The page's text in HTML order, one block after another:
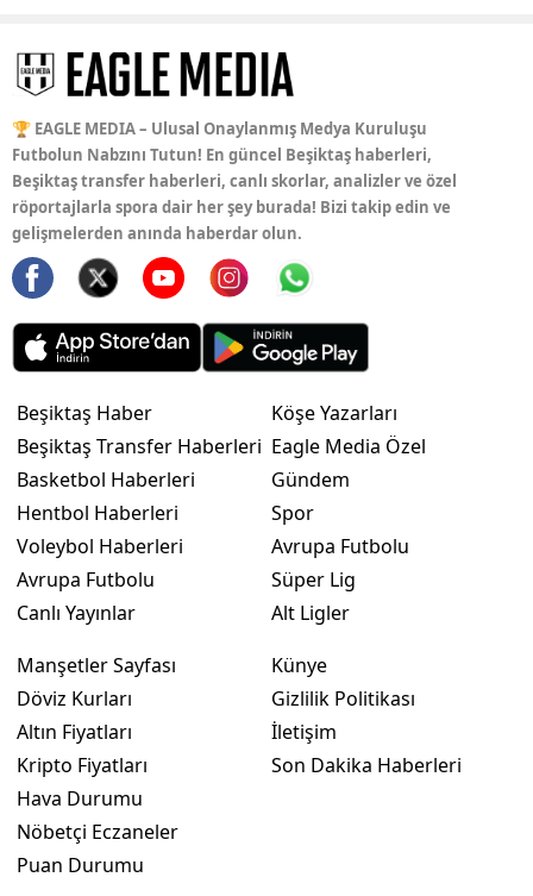
🏆 EAGLE MEDIA – Ulusal Onaylanmış Medya Kuruluşu
Futbolun Nabzını Tutun! En güncel Beşiktaş haberleri,
Beşiktaş transfer haberleri, canlı skorlar, analizler ve özel
röportajlarla spora dair her şey burada! Bizi takip edin ve
gelişmelerden anında haberdar olun.
Beşiktaş Haber
Beşiktaş Transfer Haberleri
Basketbol Haberleri
Hentbol Haberleri
Voleybol Haberleri
Avrupa Futbolu
Canlı Yayınlar
Köşe Yazarları
Eagle Media Özel
Gündem
Spor
Avrupa Futbolu
Süper Lig
Alt Ligler
Manşetler Sayfası
Döviz Kurları
Altın Fiyatları
Kripto Fiyatları
Hava Durumu
Nöbetçi Eczaneler
Puan Durumu
Künye
Gizlilik Politikası
İletişim
Son Dakika Haberleri